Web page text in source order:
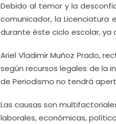
Debido al temor y la
comunicador, la Licenciatura
durante éste ciclo escolar, ya
Ariel Vladimir Muñoz Prado,
según recursos legales de la
de Periodismo no tendrá
Las causas son
laborales, económicas,